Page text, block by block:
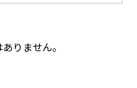
りません。